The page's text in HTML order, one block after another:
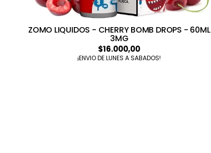
ZOMO LIQUIDOS - CHERRY BOMB DROPS - 60ML
3MG
$16.000,00
¡ENVIO DE LUNES A SABADOS!